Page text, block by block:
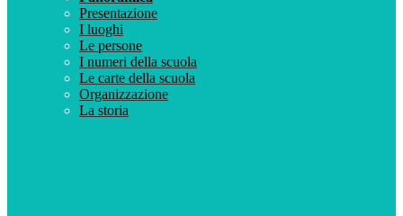
Presentazione
I luoghi
Le persone
I numeri della scuola
Le carte della scuola
Organizzazione
La storia